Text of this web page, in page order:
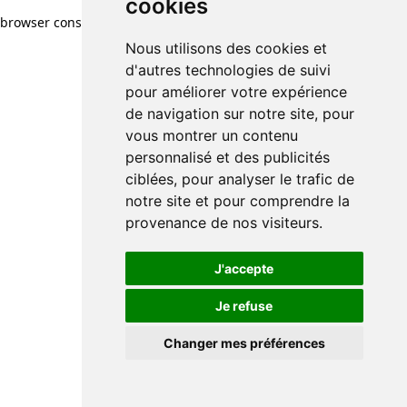
cookies
Nous utilisons des cookies et
d'autres technologies de suivi
pour améliorer votre expérience
de navigation sur notre site, pour
vous montrer un contenu
personnalisé et des publicités
ciblées, pour analyser le trafic de
notre site et pour comprendre la
provenance de nos visiteurs.
J'accepte
Je refuse
Changer mes préférences
browser console for more information)